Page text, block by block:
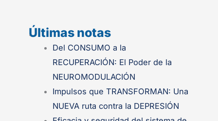
Últimas notas
.
Del CONSUMO a la
RECUPERACIÓN: El Poder de la
NEUROMODULACIÓN
Impulsos que TRANSFORMAN: Una
NUEVA ruta contra la DEPRESIÓN